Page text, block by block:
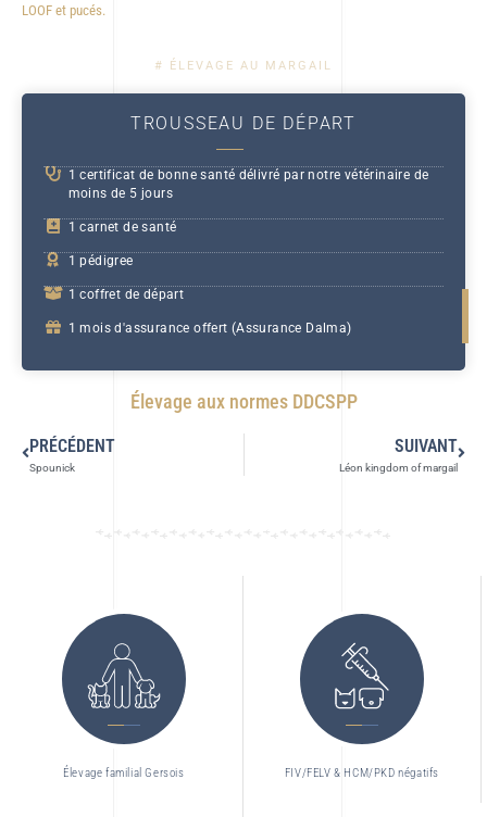
LOOF et pucés.
# ÉLEVAGE AU MARGAIL
TROUSSEAU DE DÉPART
1 certificat de bonne santé délivré par notre vétérinaire de
moins de 5 jours
1 carnet de santé
1 pédigree
1 coffret de départ
1 mois d'assurance offert (Assurance Dalma)
Élevage aux normes DDCSPP
PRÉCÉDENT
Spounick
SUIVANT
Léon kingdom of margail
Élevage familial Gersois FIV/FELV & HCM/PKD négatifs